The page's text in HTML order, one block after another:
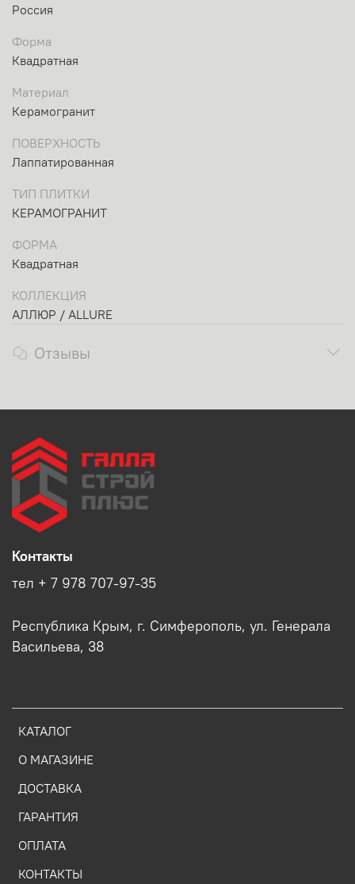
Россия
Форма
Квадратная
Материал
Керамогранит
ПОВЕРХНОСТЬ
Лаппатированная
ТИП ПЛИТКИ
КЕРАМОГРАНИТ
ФОРМА
Квадратная
КОЛЛЕКЦИЯ
АЛЛЮР / ALLURE
Отзывы
КАТАЛОГ
О МАГАЗИНЕ
ДОСТАВКА
ГАРАНТИЯ
ОПЛАТА
КОНТАКТЫ
Контакты
тел + 7 978 707-97-35
Республика Крым, г. Симферополь, ул. Генерала
Васильева, 38